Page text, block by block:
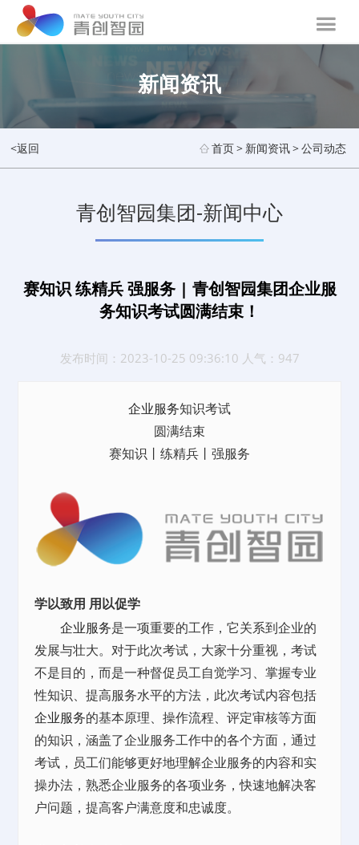
新闻资讯
<返回 首页> 新闻资讯>公司动态
青创智园集团-新闻中心
赛知识 练精兵 强服务 | 青创智园集团企业服
务知识考试圆满结束！
发布时间：2023-10-25 09:36:10 人气：947
企业服务知识考试
圆满结束
赛知识丨练精兵丨强服务
学以致用 用以促学
企业服务是一项重要的工作，它关系到企业的
发展与壮大。对于此次考试，大家十分重视，考试
不是目的，而是一种督促员工自觉学习、掌握专业
性知识、提高服务水平的方法，此次考试内容包括
企业服务的基本原理、操作流程、评定审核等方面
的知识，涵盖了企业服务工作中的各个方面，通过
考试，员工们能够更好地理解企业服务的内容和实
操办法，熟悉企业服务的各项业务，快速地解决客
户问题，提高客户满意度和忠诚度。